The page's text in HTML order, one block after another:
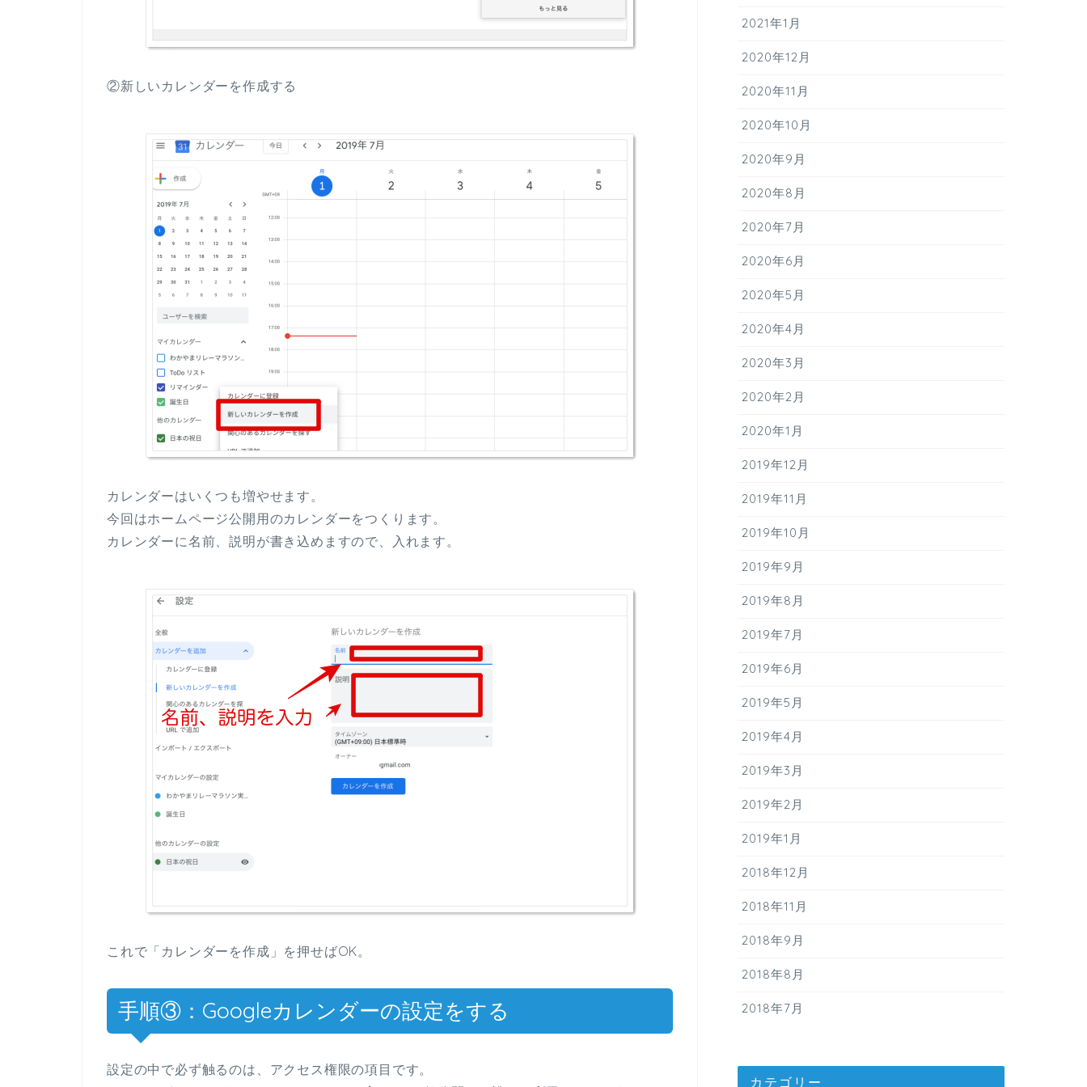
②新しいカレンダーを作成する
カレンダーはいくつも増やせます。
今回はホームページ公開用のカレンダーをつくります。
カレンダーに名前、説明が書き込めますので、入れます。
これで「カレンダーを作成」を押せばOK。
手順③：Googleカレンダーの設定をする
設定の中で必ず触るのは、アクセス権限の項目です。
2021年1月
2020年12月
2020年11月
2020年10月
2020年9月
2020年8月
2020年7月
2020年6月
2020年5月
2020年4月
2020年3月
2020年2月
2020年1月
2019年12月
2019年11月
2019年10月
2019年9月
2019年8月
2019年7月
2019年6月
2019年5月
2019年4月
2019年3月
2019年2月
2019年1月
2018年12月
2018年11月
2018年9月
2018年8月
2018年7月
カテゴリー